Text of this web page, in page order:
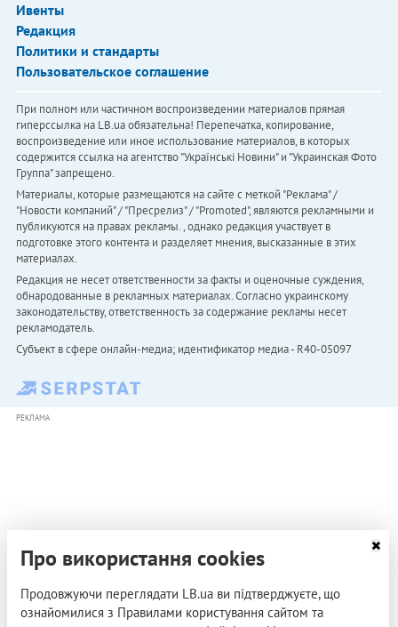
Ивенты
Редакция
Политики и стандарты
Пользовательское соглашение
При полном или частичном воспроизведении материалов прямая
гиперссылка на LB.ua обязательна! Перепечатка, копирование,
воспроизведение или иное использование материалов, в которых
содержится ссылка на агентство "Українськi Новини" и "Украинская Фото
Группа" запрещено.
Материалы, которые размещаются на сайте с меткой "Реклама" /
"Новости компаний" / "Пресрелиз" / "Promoted", являются рекламными и
публикуются на правах рекламы. , однако редакция участвует в
подготовке этого контента и разделяет мнения, высказанные в этих
материалах.
Редакция не несет ответственности за факты и оценочные суждения,
обнародованные в рекламных материалах. Согласно украинскому
законодательству, ответственность за содержание рекламы несет
рекламодатель.
Субъект в сфере онлайн-медиа; идентификатор медиа - R40-05097
РЕКЛАМА
Про використання cookies
Продовжуючи переглядати LB.ua ви підтверджуєте, що
ознайомилися з Правилами користування сайтом та